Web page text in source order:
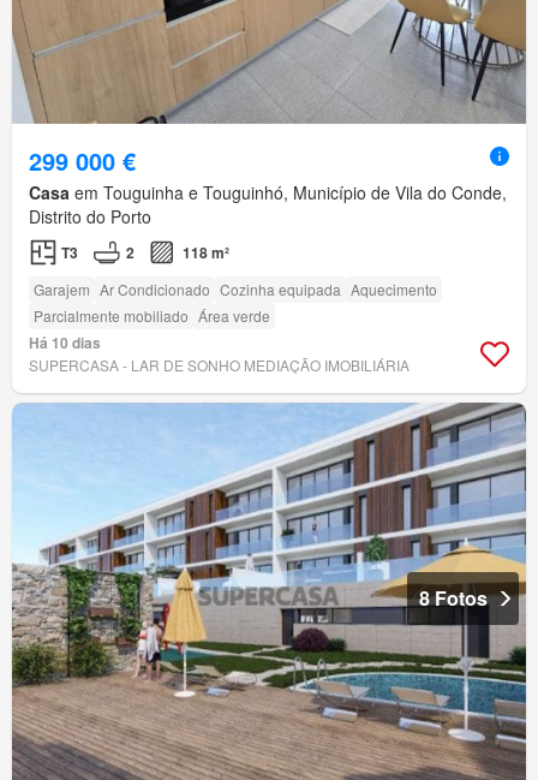
299 000 €
Casa em Touguinha e Touguinhó, Município de Vila do Conde,
Distrito do Porto
T3 2 118 m²
Garajem Ar Condicionado Cozinha equipada Aquecimento
Parcialmente mobiliado Área verde
Há 10 dias
SUPERCASA - LAR DE SONHO MEDIAÇÃO IMOBILIÁRIA
8 Fotos